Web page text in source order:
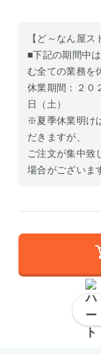
【ど～なん屋ス
■下記の期間中
む全ての業務を
休業期間：２０
日（土）
※夏季休業明け
だきますが、
ご注文が集中致
場合がございま